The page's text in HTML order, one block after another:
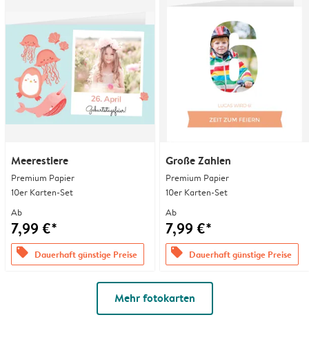
Meerestiere
Premium Papier
10er Karten-Set
Ab
7,99 €*
offers Dauerhaft günstige Preise
Große Zahlen
Premium Papier
10er Karten-Set
Ab
7,99 €*
offers Dauerhaft günstige Preise
Mehr fotokarten